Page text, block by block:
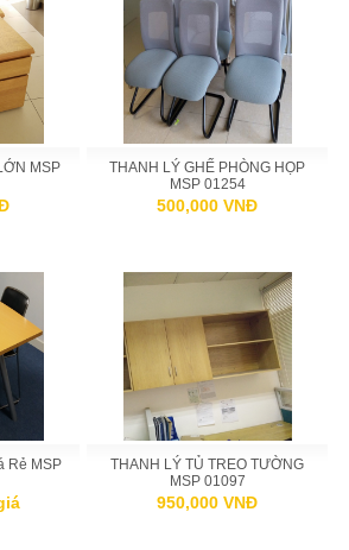
MSP
THANH LÝ GHẾ PHÒNG HỌP
MSP 01254
500,000 VNĐ
Rẻ MSP
THANH LÝ TỦ TREO TƯỜNG
MSP 01097
950,000 VNĐ